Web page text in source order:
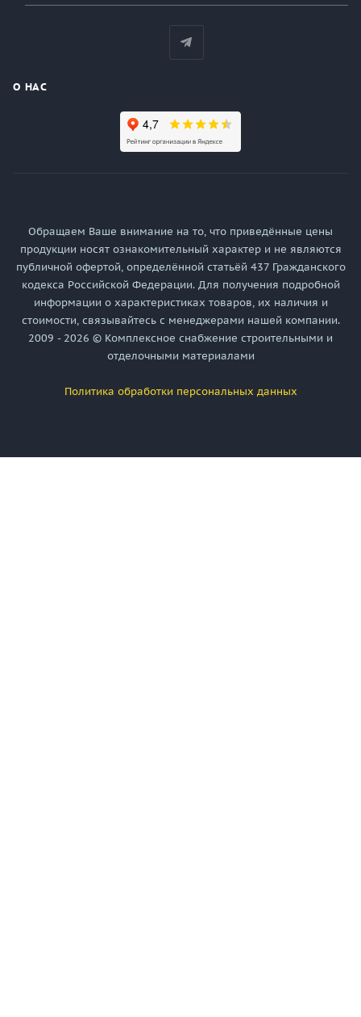
О НАС
Обращаем Ваше внимание на то, что приведённые цены
продукции носят ознакомительный характер и не являются
публичной офертой, определённой статьёй 437 Гражданского
кодекса Российской Федерации. Для получения подробной
информации о характеристиках товаров, их наличия и
стоимости, связывайтесь с менеджерами нашей компании.
2009 - 2026 © Комплексное снабжение строительными и
отделочными материалами
Политика обработки персональных данных